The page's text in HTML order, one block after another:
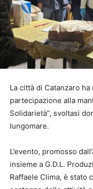
La città di Catanzaro
partecipazione alla
Solidarietà”, svoltasi
lungomare.
L’evento, promosso
insieme a G.D.L.
Raffaele Clima, è stato